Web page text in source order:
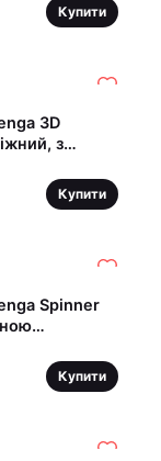
Купити
3D
з
Купити
Spinner
спіраллю
Купити